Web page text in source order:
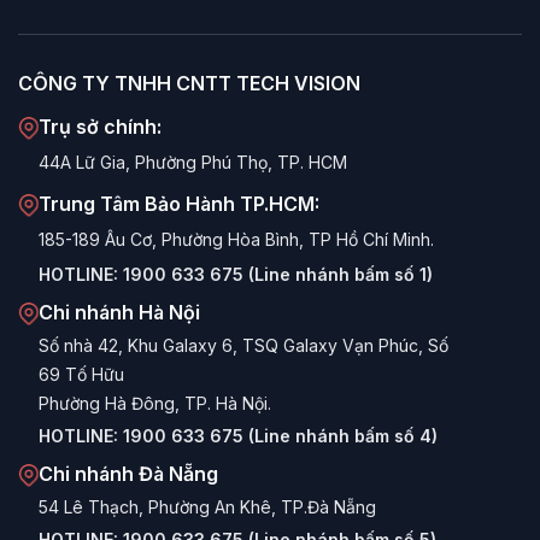
Bảo vệ feet chuột:Giảm ma sát mài mòn đế chuột,
giúp chuột bền hơn và di chuyển mượt mà hơn.
(như Waterpoof PW-L4P) có khả năng kháng nước, dễ
dàng lau chùi khi đổ nước ngọt hay cafe.
Thẩm mỹ cao:Với các mẫu in hình game (LoL,
Razer...) hoặc LED RGB, lót chuột VSP là phụ kiện
trang trí không thể thiếu cho góc máy.
Giá thành cực rẻ:
mẫu cơ bản và hơn 100.000đ cho mẫu LED RGB cao
cấp.
Các loại Lót chuột phổ biến
1. Lót Chuột Gaming Size Lớn (Extended)
Tiêu biểu:PM-XL11P, Razer PM-L6, Shortcut Key
CÔNG TY TNHH CNTT TECH VISION
Trụ sở chính:
44A Lữ Gia, Phường Phú Thọ, TP. HCM
Trung Tâm Bảo Hành TP.HCM:
185-189 Âu Cơ, Phường Hòa Bình, TP Hồ Chí Minh.
HOTLINE: 1900 633 675 (Line nhánh bấm số 1)
Chi nhánh Hà Nội
Số nhà 42, Khu Galaxy 6, TSQ Galaxy Vạn Phúc, Số
69 Tố Hữu
Phường Hà Đông, TP. Hà Nội.
HOTLINE: 1900 633 675 (Line nhánh bấm số 4)
Chi nhánh Đà Nẵng
54 Lê Thạch, Phường An Khê, TP.Đà Nẵng